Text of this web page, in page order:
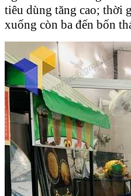
tiêu dùng tăng cao; thời
xuống còn ba đến bốn